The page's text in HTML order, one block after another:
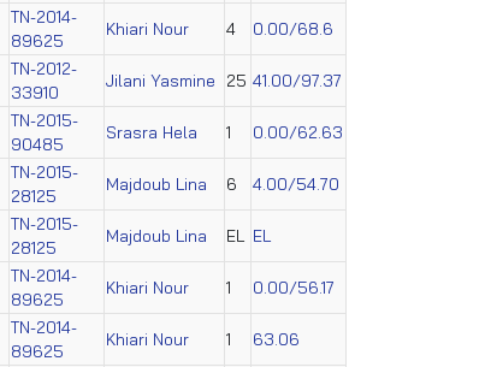
TN-2014-
89625
Khiari Nour 4 0.00/68.6
TN-2012-
33910
Jilani Yasmine 25 41.00/97.37
TN-2015-
90485
Srasra Hela 1 0.00/62.63
TN-2015-
28125
Majdoub Lina 6 4.00/54.70
TN-2015-
28125
Majdoub Lina EL EL
TN-2014-
89625
Khiari Nour 1 0.00/56.17
TN-2014-
89625
Khiari Nour 1 63.06